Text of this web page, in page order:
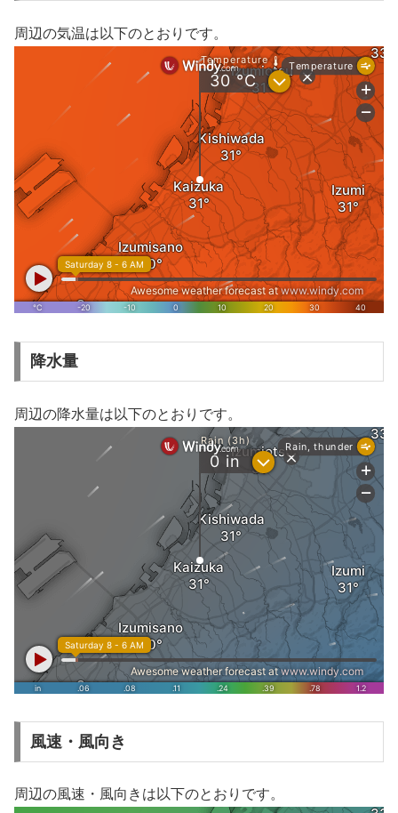
周辺の気温は以下のとおりです。
降水量
周辺の降水量は以下のとおりです。
風速・風向き
周辺の風速・風向きは以下のとおりです。